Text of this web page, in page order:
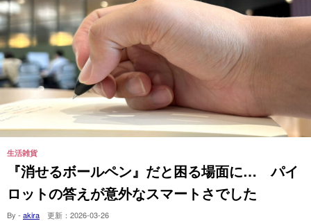
生活雑貨
『消せるボールペン』だと困る場面に… パイ
ロットの答えが意外なスマートさでした
By - akira 更新： 2026-03-26